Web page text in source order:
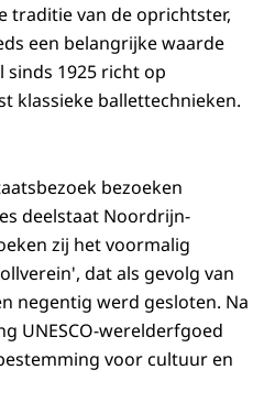
traditie van de oprichtster,
een belangrijke waarde
sinds 1925 richt op
klassieke ballettechnieken.
bezoeken
deelstaat Noordrijn-
zij het voormalig
dat als gevolg van
negentig werd gesloten. Na
UNESCO-werelderfgoed
voor cultuur en